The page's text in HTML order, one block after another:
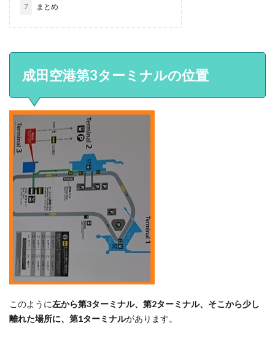
7 まとめ
成田空港第3ターミナルの位置
このように左から第3ターミナル、第2ターミナル、そこから少し
離れた場所に、第1ターミナルがあります。